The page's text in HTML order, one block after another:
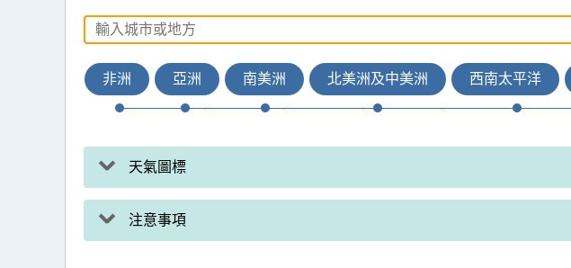
非洲 亞洲 南美洲 北美洲及中美洲 西南太平洋
天氣圖標
注意事項